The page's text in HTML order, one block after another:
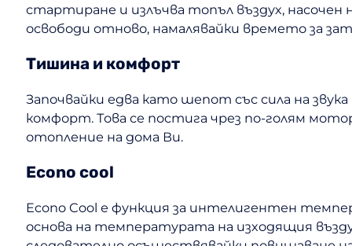
стартиране и излъчва топъл въздух,
освободи отново, намалявайки времето за
Тишина и комфорт
Започвайки едва като шепот със сила на
комфорт. Това се постига чрез по-голям
отопление на дома Ви.
Econo cool
Econo Cool е функция за интелигентен
основа на температурата на изходящия